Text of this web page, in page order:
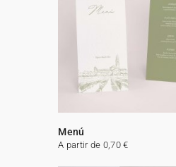
Menú
A partir de 0,70 €